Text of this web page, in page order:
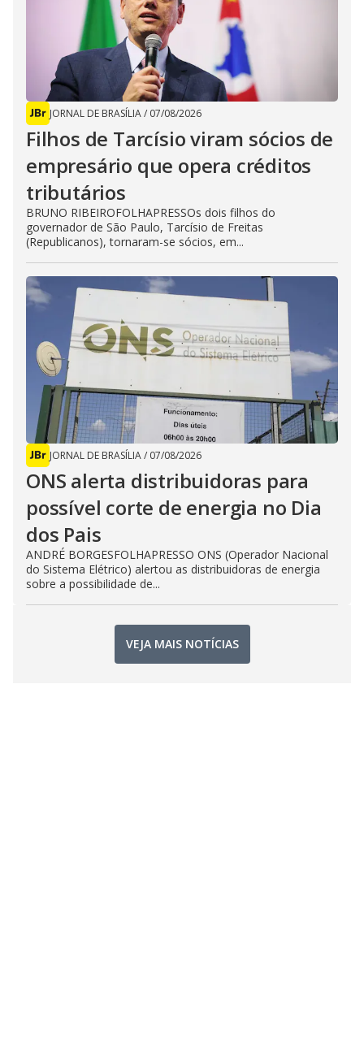
JORNAL DE BRASÍLIA/ 07/08/2026
Filhos de Tarcísio viram sócios de
empresário que opera créditos
tributários
BRUNO RIBEIROFOLHAPRESSOs dois filhos do
governador de São Paulo, Tarcísio de Freitas
(Republicanos), tornaram-se sócios, em...
JORNAL DE BRASÍLIA/ 07/08/2026
ONS alerta distribuidoras para
possível corte de energia no Dia
dos Pais
ANDRÉ BORGESFOLHAPRESSO ONS (Operador Nacional
do Sistema Elétrico) alertou as distribuidoras de energia
sobre a possibilidade de...
VEJA MAIS NOTÍCIAS